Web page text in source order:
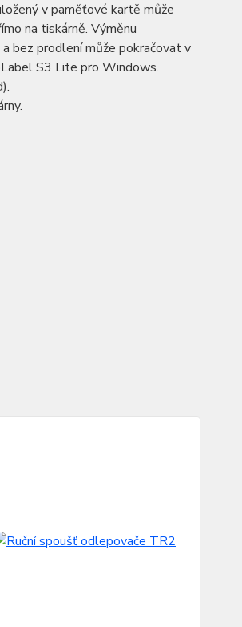
v paměťové kartě může
na tiskárně. Výměnu
bez prodlení může pokračovat v
S3 Lite pro Windows.